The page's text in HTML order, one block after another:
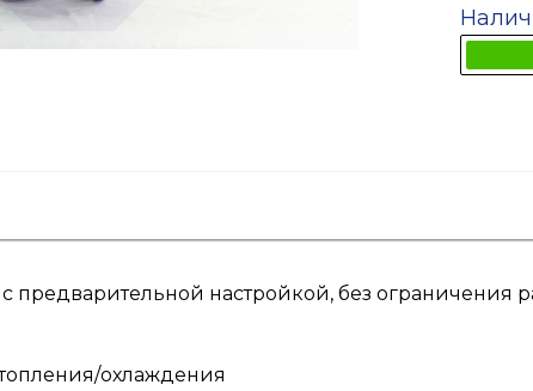
настройкой, без ограничения
охлаждения